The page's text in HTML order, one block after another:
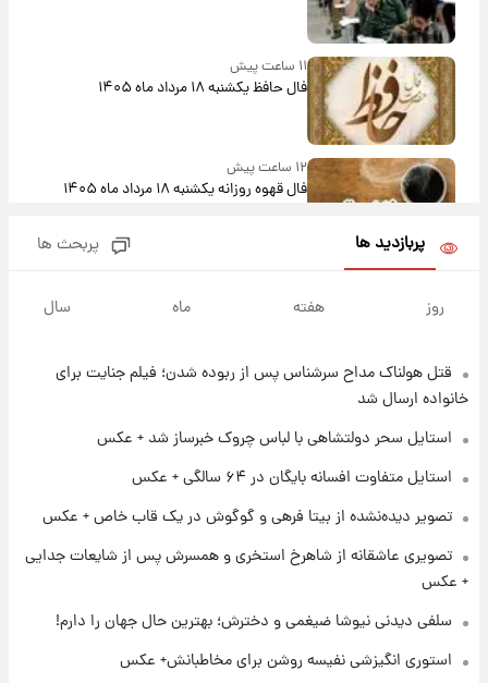
۱۱ ساعت پیش
فال حافظ یکشنبه ۱۸ مرداد ماه ۱۴۰۵
۱۲ ساعت پیش
فال قهوه روزانه یکشنبه ۱۸ مرداد ماه ۱۴۰۵
۲۰ ساعت پیش
۲۱ ساعت پیش
جهانی در آمریکا + فیلم
پربازدید ها پربحث ها
روز هفته ماه سال
قتل هولناک مداح سرشناس پس از ربوده شدن؛ فیلم جنایت برای
خانواده ارسال شد
استایل سحر دولتشاهی با لباس چروک خبرساز شد + عکس
استایل متفاوت افسانه بایگان در ۶۴ سالگی + عکس
تصویر دیده‌نشده از بیتا فرهی و گوگوش در یک قاب خاص + عکس
تصویری عاشقانه از شاهرخ استخری و همسرش پس از شایعات جدایی
+ عکس
سلفی دیدنی نیوشا ضیغمی و دخترش؛ بهترین حال جهان را دارم!
استوری انگیزشی نفیسه روشن برای مخاطبانش+ عکس